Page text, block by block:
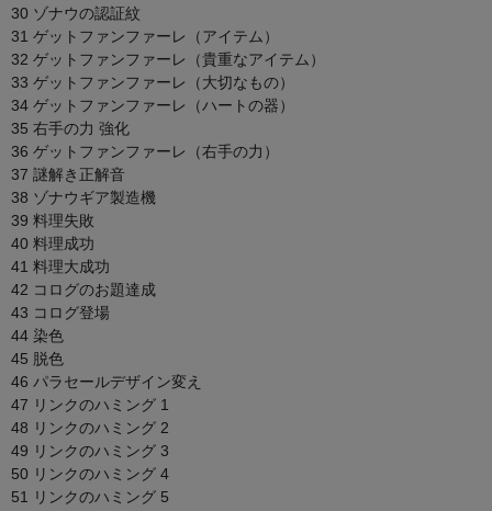
30 ゾナウの認証紋
31 ゲットファンファーレ（アイテム）
32 ゲットファンファーレ（貴重なアイテム）
33 ゲットファンファーレ（大切なもの）
34 ゲットファンファーレ（ハートの器）
35 右手の力 強化
36 ゲットファンファーレ（右手の力）
37 謎解き正解音
38 ゾナウギア製造機
39 料理失敗
40 料理成功
41 料理大成功
42 コログのお題達成
43 コログ登場
44 染色
45 脱色
46 パラセールデザイン変え
47 リンクのハミング 1
48 リンクのハミング 2
49 リンクのハミング 3
50 リンクのハミング 4
51 リンクのハミング 5